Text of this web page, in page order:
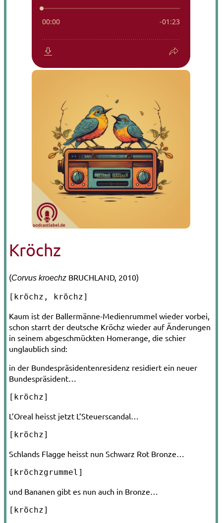
Kröchz
(Corvus kroechz BRUCHLAND, 2010)
[kröchz, kröchz]
Kaum ist der Ballermänne-­Medienrummel wieder vorbei,
schon starrt der deutsche Kröchz wieder auf Änderungen
in seinem abgeschmückten Homerange, die schier
unglaublich sind:
in der Bundespräsidentenresidenz residiert ein neuer
Bundespräsident…
[kröchz]
L’Oreal heisst jetzt L’Steuerscandal…
[kröchz]
Schlands Flagge heisst nun Schwarz Rot Bronze…
[kröchzgrummel]
und Bananen gibt es nun auch in Bronze…
[kröchz]